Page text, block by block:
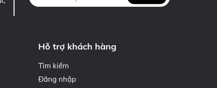
Hỗ trợ khách hàng
Tìm kiếm
Đăng nhập